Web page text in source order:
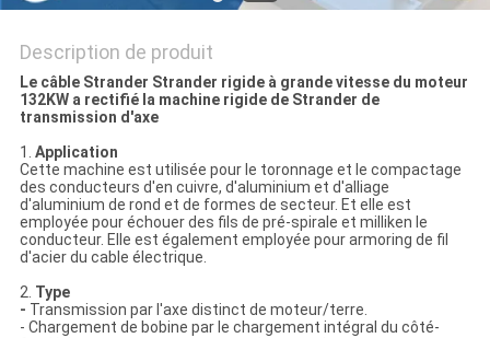
Description de produit
Le câble Strander Strander rigide à grande vitesse du moteur
132KW a rectifié la machine rigide de Strander de
transmission d'axe
1. Application
Cette machine est utilisée pour le toronnage et le compactage
des conducteurs d'en cuivre, d'aluminium et d'alliage
d'aluminium de rond et de formes de secteur. Et elle est
employée pour échouer des fils de pré-spirale et milliken le
conducteur. Elle est également employée pour armoring de fil
d'acier du cable électrique.
2. Type
- Transmission par l'axe distinct de moteur/terre.
- Chargement de bobine par le chargement intégral du côté-